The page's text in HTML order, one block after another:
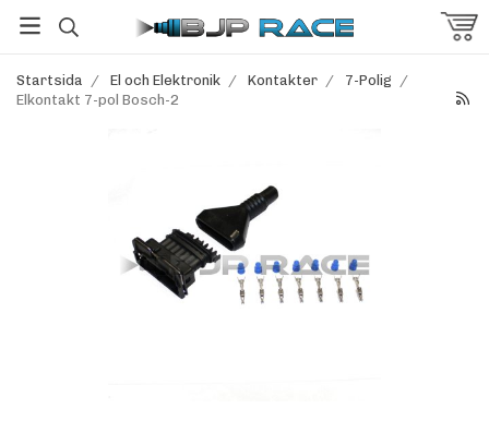
Startsida / El och Elektronik / Kontakter / 7-Polig /
Elkontakt 7-pol Bosch-2